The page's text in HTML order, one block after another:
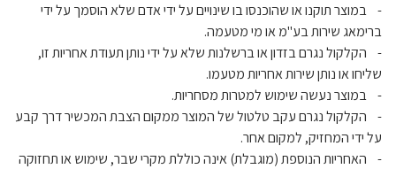
- במוצר תוקנו או שהוכנסו בו שינויים על ידי אדם שלא הוסמך על ידי
ברימאג שירות בע"מ או מי מטעמה.
- הקלקול נגרם בזדון או ברשלנות שלא על ידי נותן תעודת אחריות זו,
שליחו או נותן שירות אחריות מטעמו.
- במוצר נעשה שימוש למטרות מסחריות.
- הקלקול נגרם עקב טלטול של המוצר ממקום הצבת המכשיר דרך קבע
על ידי המחזיק, למקום אחר.
- האחריות הנוספת (מוגבלת) אינה כוללת מקרי שבר, שימוש או תחזוקה